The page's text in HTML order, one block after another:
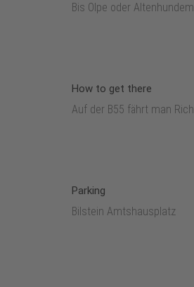
Bis Olpe oder
How to get there
Auf der B55 fährt man
Parking
Bilstein Amtshausplatz